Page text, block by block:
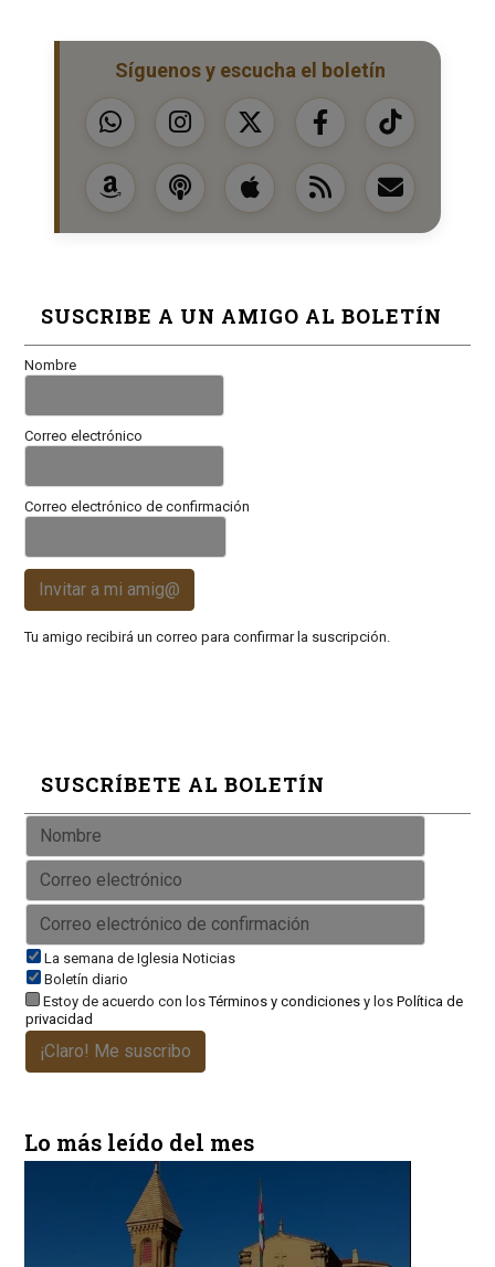
Síguenos y escucha el boletín
SUSCRIBE A UN AMIGO AL BOLETÍN
Nombre
Correo electrónico
Correo electrónico de confirmación
Invitar a mi amig@
Tu amigo recibirá un correo para confirmar la suscripción.
SUSCRÍBETE AL BOLETÍN
La semana de Iglesia Noticias
Boletín diario
Estoy de acuerdo con losTérminos y condicionesy los Política de
privacidad
¡Claro! Me suscribo
Lo más leído del mes